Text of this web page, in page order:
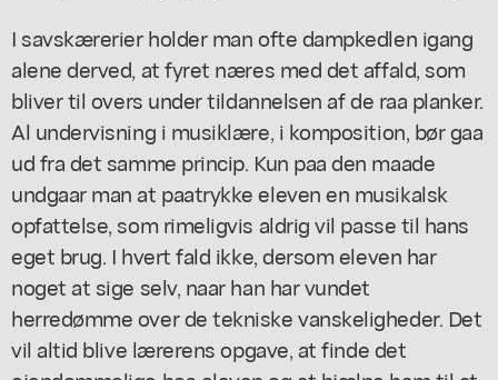
I savskærerier holder man ofte dampkedlen igang
alene derved, at fyret næres med det affald, som
bliver til overs under tildannelsen af de raa planker.
Al undervisning i musiklære, i komposition, bør gaa
ud fra det samme princip. Kun paa den maade
undgaar man at paatrykke eleven en musikalsk
opfattelse, som rimeligvis aldrig vil passe til hans
eget brug. I hvert fald ikke, dersom eleven har
noget at sige selv, naar han har vundet
herredømme over de tekniske vanskeligheder. Det
vil altid blive lærerens opgave, at finde det